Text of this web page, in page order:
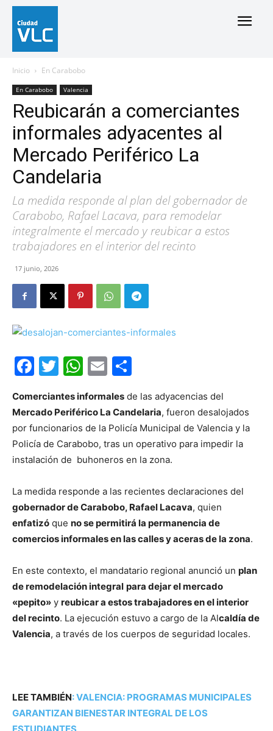
Inicio En Carabobo
En Carabobo Valencia
Reubicarán a comerciantes
informales adyacentes al
Mercado Periférico La
Candelaria
La medida responde al plan del gobernador de
Carabobo, Rafael Lacava, para remodelar
integralmente el mercado y reubicar a estos
trabajadores en el interior del recinto
17 junio, 2026
Facebook
Twitter
WhatsApp
Email
Comerciantes informales de las adyacencias del
Mercado Periférico La Candelaria, fueron desalojados
por funcionarios de la Policía Municipal de Valencia y la
Policía de Carabobo, tras un operativo para impedir la
instalación de buhoneros en la zona.
La medida responde a las recientes declaraciones del
gobernador de Carabobo, Rafael Lacava, quien
enfatizó que no se permitirá la permanencia de
comercios informales en las calles y aceras de la zona.
En este contexto, el mandatario regional anunció un plan
de remodelación integral para dejar el mercado
«pepito» y reubicar a estos trabajadores en el interior
del recinto. La ejecución estuvo a cargo de la Alcaldía de
Valencia, a través de los cuerpos de seguridad locales.
LEE TAMBIÉN:VALENCIA: PROGRAMAS MUNICIPALES
GARANTIZAN BIENESTAR INTEGRAL DE LOS